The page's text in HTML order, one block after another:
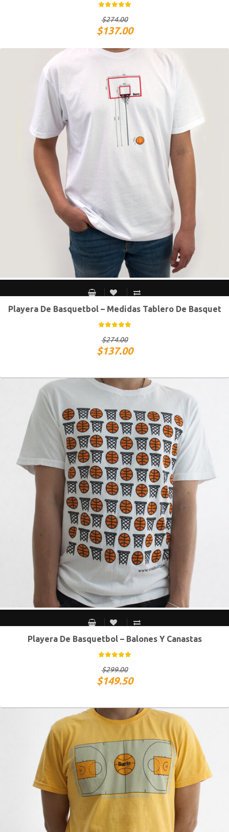
$274.00
$137.00
CH G XG
Playera De Basquetbol – Medidas Tablero De Basquet
$274.00
$137.00
S MEX / XS USA M MEX / S USA G MEX / M USA XG MEX / G USA
Playera De Basquetbol – Balones Y Canastas
$299.00
$149.50